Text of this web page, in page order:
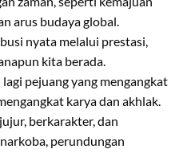
arus budaya global.
nyata melalui prestasi,
kita berada.
pejuang yang mengangkat
karya dan akhlak.
berkarakter, dan
perundungan